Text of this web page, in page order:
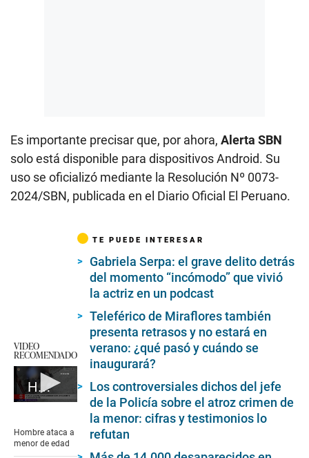
Es importante precisar que, por ahora, Alerta SBN
solo está disponible para dispositivos Android. Su
uso se oficializó mediante la Resolución Nº 0073-
2024/SBN, publicada en el Diario Oficial El Peruano.
VIDEO
RECOMENDADO
Hombre detenido en Chosica al agredir a menor de edad
of
2
Hombre ataca a
menor de edad
TE PUEDE INTERESAR
Gabriela Serpa: el grave delito detrás
del momento “incómodo” que vivió
la actriz en un podcast
Teleférico de Miraflores también
presenta retrasos y no estará en
verano: ¿qué pasó y cuándo se
inaugurará?
Los controversiales dichos del jefe
de la Policía sobre el atroz crimen de
la menor: cifras y testimonios lo
refutan